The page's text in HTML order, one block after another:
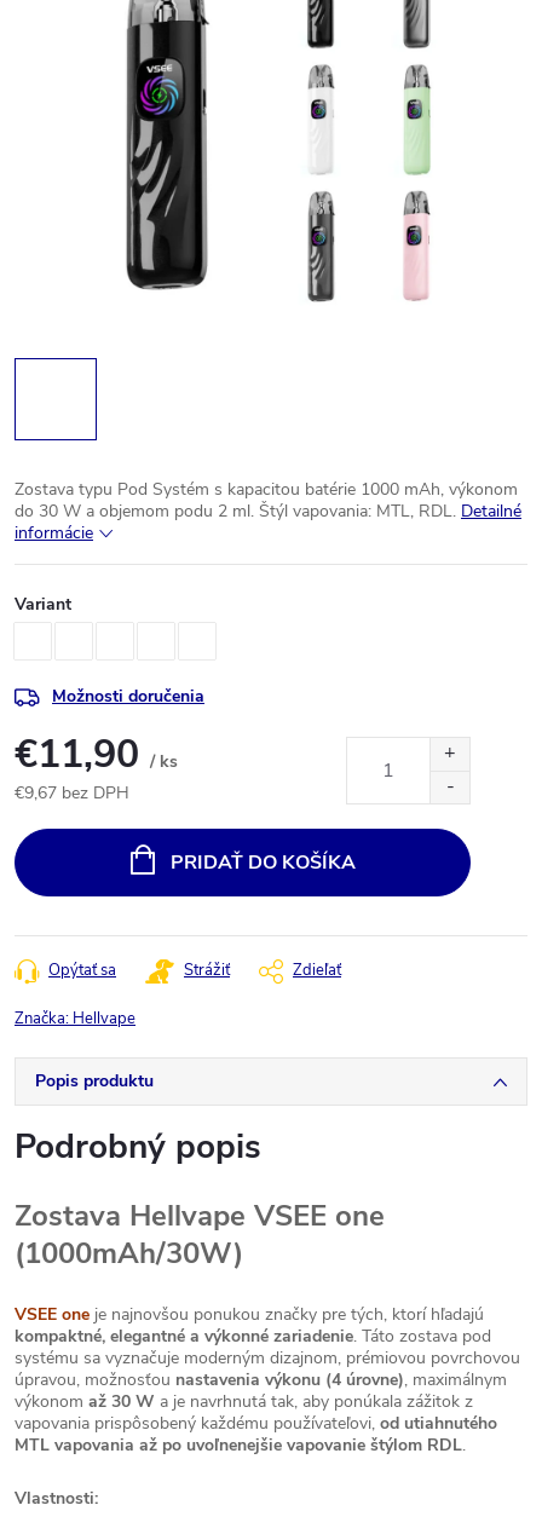
Zostava typu Pod Systém s kapacitou batérie 1000 mAh, výkonom
do 30 W a objemom podu 2 ml. Štýl vapovania: MTL, RDL. Detailné
informácie
Variant
Možnosti doručenia
€11,90 / ks
€9,67 bez DPH
cena:
PRIDAŤ DO KOŠÍKA
Opýtať sa Strážiť Zdieľať
Značka: Hellvape
Popis produktu
Podrobný popis
Zostava Hellvape VSEE one
(1000mAh/30W)
VSEE one je najnovšou ponukou značky pre tých, ktorí hľadajú
kompaktné, elegantné a výkonné zariadenie. Táto zostava pod
systému sa vyznačuje moderným dizajnom, prémiovou povrchovou
úpravou, možnosťou nastavenia výkonu (4 úrovne), maximálnym
výkonom až 30 W a je navrhnutá tak, aby ponúkala zážitok z
vapovania prispôsobený každému používateľovi, od utiahnutého
MTL vapovania až po uvoľnenejšie vapovanie štýlom RDL.
Vlastnosti: